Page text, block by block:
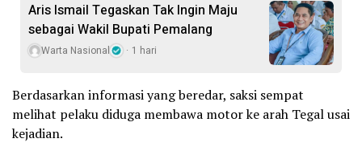
Aris Ismail Tegaskan Tak Ingin Maju
sebagai Wakil Bupati Pemalang
Warta Nasional 1 hari
Berdasarkan informasi yang beredar, saksi sempat
melihat pelaku diduga membawa motor ke arah Tegal usai
kejadian.